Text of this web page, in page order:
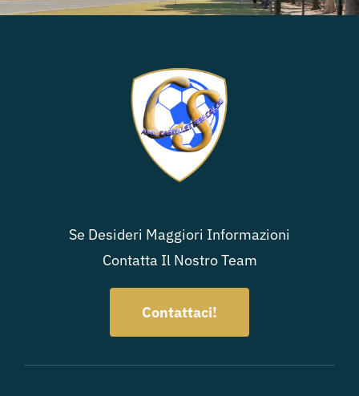
Se Desideri Maggiori Informazioni
Contatta Il Nostro Team
Contattaci!